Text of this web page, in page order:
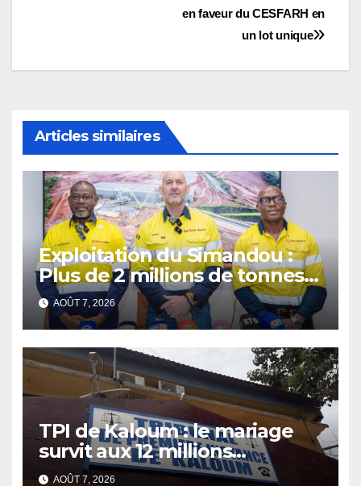
en faveur du CESFARH en
un lot unique
Articles similaires
Exploitation du Simandou :
Plus de 2 millions de tonnes
de fer exportées
AOÛT 7, 2026
TPI de Kaloum : le mariage
survit aux 12 millions
détournés
AOÛT 7, 2026